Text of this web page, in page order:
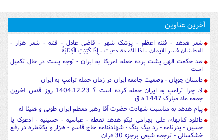
آخرین عناوین
شعر هدهد - فتنه اعظم - پزشک شهر - قاضی عادل - فتنه - شعر هزار -
العطشان فسر الایمان - اذا الامامة دعیت - إِذَا كُتِبَتِ الْكِتَابَةُ
صد حکمت الهی پشت پرده حمله آمریکا به ایران - توجه پست در حال تکمیل
است
داستان چوپان - وضعیت جامعه ایران در زمان حمله ترامپ به ایران
9. چرا ترامپ به ایران حمله کرده است ؟ 1404.12.23 روز قدس آخرین
جمعه ماه مبارک 1447 ه ق
پیام هدهد به مناسبت شهادت حضرت آقا رهبر معظم ایران طوبی و هنیئا له
دانلود کتابهای علی بهرامی نیکو هدهد نقطه - عباسیه - حسینیه - ادعوک یا
حسین - پدرنامه - رد بیگ بنگ - شهادتنامه حاج قاسم - هزار و یکقطره در رفع
خشکسالی - ترجمه شیعی برجزء 30 قرآن